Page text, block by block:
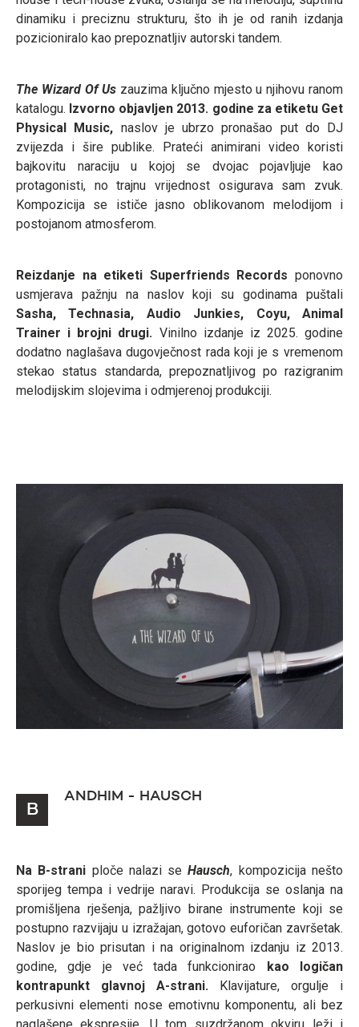
dinamiku i preciznu strukturu, što ih je od ranih izdanja
pozicioniralo kao prepoznatljiv autorski tandem.
The Wizard Of Us zauzima ključno mjesto u njihovu ranom
katalogu. Izvorno objavljen 2013. godine za etiketu Get
Physical Music, naslov je ubrzo pronašao put do DJ
zvijezda i šire publike. Prateći animirani video koristi
bajkovitu naraciju u kojoj se dvojac pojavljuje kao
protagonisti, no trajnu vrijednost osigurava sam zvuk.
Kompozicija se ističe jasno oblikovanom melodijom i
postojanom atmosferom.
Reizdanje na etiketi Superfriends Records ponovno
usmjerava pažnju na naslov koji su godinama puštali
Sasha, Technasia, Audio Junkies, Coyu, Animal
Trainer i brojni drugi. Vinilno izdanje iz 2025. godine
dodatno naglašava dugovječnost rada koji je s vremenom
stekao status standarda, prepoznatljivog po razigranim
melodijskim slojevima i odmjerenoj produkciji.
B
ANDHIM - HAUSCH
Na B-strani ploče nalazi seHausch, kompozicija nešto
sporijeg tempa i vedrije naravi. Produkcija se oslanja na
promišljena rješenja, pažljivo birane instrumente koji se
postupno razvijaju u izražajan, gotovo euforičan završetak.
Naslov je bio prisutan i na originalnom izdanju iz 2013.
godine, gdje je već tada funkcionirao kao logičan
kontrapunkt glavnoj A-strani. Klavijature, orgulje i
perkusivni elementi nose emotivnu komponentu, ali bez